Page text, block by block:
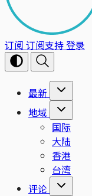
订阅 订阅支持登录
最新
地域
国际
大陆
香港
台湾
评论